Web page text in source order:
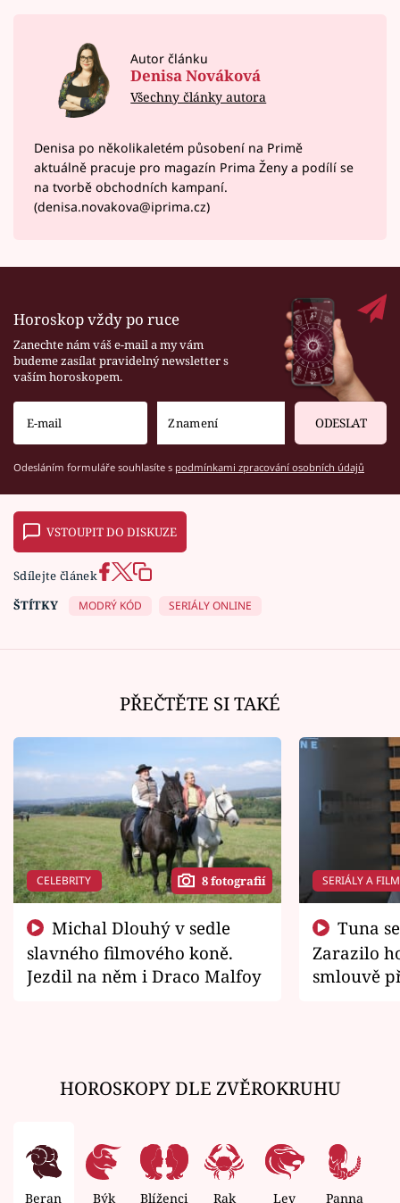
Autor článku
Denisa Nováková
Všechny články autora
Denisa po několikaletém působení na Primě
aktuálně pracuje pro magazín Prima Ženy a podílí se
na tvorbě obchodních kampaní.
(denisa.novakova@iprima.cz)
Horoskop vždy po ruce
Zanechte nám váš e-mail a my vám
budeme zasílat pravidelný newsletter s
vaším horoskopem.
ODESLAT
Odesláním formuláře souhlasíte s podmínkami zpracování osobních údajů
VSTOUPIT DO DISKUZE
Sdílejte článek
ŠTÍTKY
MODRÝ KÓD SERIÁLY ONLINE
PŘEČTĚTE SI TAKÉ
CELEBRITY 8 fotografií
slavného filmového koně.
Jezdil na něm i Draco Malfoy
SERIÁLY A
Zarazilo
smlouvě
HOROSKOPY DLE ZVĚROKRUHU
Beran Býk Blíženci Rak Lev Panna